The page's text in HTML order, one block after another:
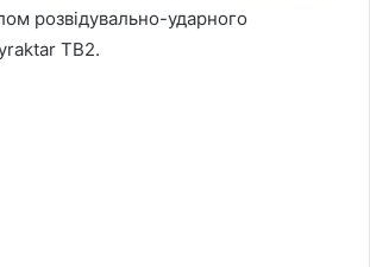
розвідувально-ударного
TB2.